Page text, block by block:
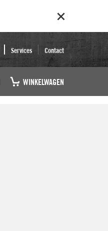
Services Contact
WINKELWAGEN